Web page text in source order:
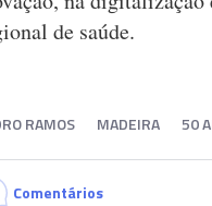
de saúde.
RAMOS MADEIRA 50
Comentários